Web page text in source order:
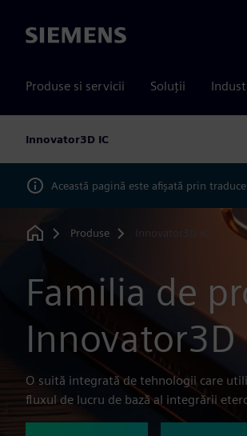
Siemens
Produse si servicii Soluții
Innovator3D IC
Această pagină este afișată prin
Home
Produse Innovator3D IC
Familia de
Innovator3D
O suită integrată de tehnologii care
fluxul de lucru de bază al integrării